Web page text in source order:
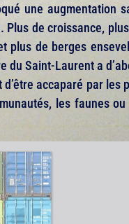
une augmentation
Plus de croissance,
plus de berges
du Saint-Laurent a
accaparé par les
les faunes ou